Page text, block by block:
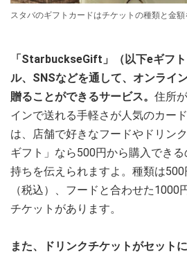
スタバのギフトカードはチケットの種類と金
「StarbuckseGift」（以下eギフ
ル、SNSなどを通して、オンライ
贈ることができるサービス。 住所
インで送れる手軽さが人気のカー
は、店舗で好きなフードやドリン
ギフト」なら500円から購入でき
持ちを伝えられますよ。種類は
（税込）、フードと合わせた1000
チケットがあります。
また、ドリンクチケットがセット